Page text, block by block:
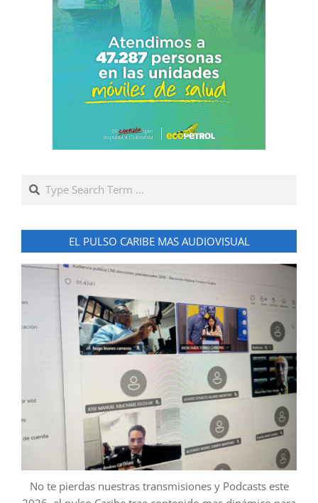
Search
EL PULSO CARIBE MAS AUDIOVISUAL
No te pierdas nuestras transmisiones y Podcasts este